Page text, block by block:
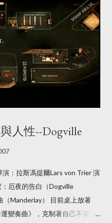
冒，保護消費者的法案。所以
》的《數位中介服務法》草案
號的，但一直到今天我才有時
篇文章出自於我的個人經驗和
關。 如果最近注意一下網路的
多人在社群平台，如Facebook
時，上面還寫著簡體字，通常
告詐騙多 小心查證保障多
相關的活動在提醒大家小心這
到對方了。 有不少親密照片與
傳到情色網站或透過即時通訊
資，遭到公開的霸凌。 之前有
性私密影像事件簿 」，光是讀
人性--Dogville
：拉斯馮提爾Lars von Trier 演
厄夜的告白（Dogville
Manderlay） 目前桌上放著
變奏曲》，克制著自己不要接